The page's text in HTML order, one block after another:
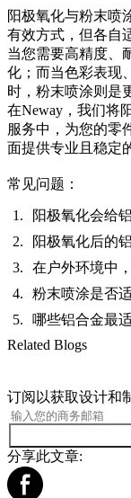
阳极氧化与粉末喷
有效方式，但各自
当您需要高精度、
化；而当色彩表现
时，粉末喷涂则是
在Neway ，我们将
服务中，为您的零
面提供专业且稳定
常见问题：
阳极氧化会给
阳极氧化后的
在户外环境中
粉末喷涂是否
哪些铝合金最
Related Blogs
订阅以获取设计和
分享此文章: